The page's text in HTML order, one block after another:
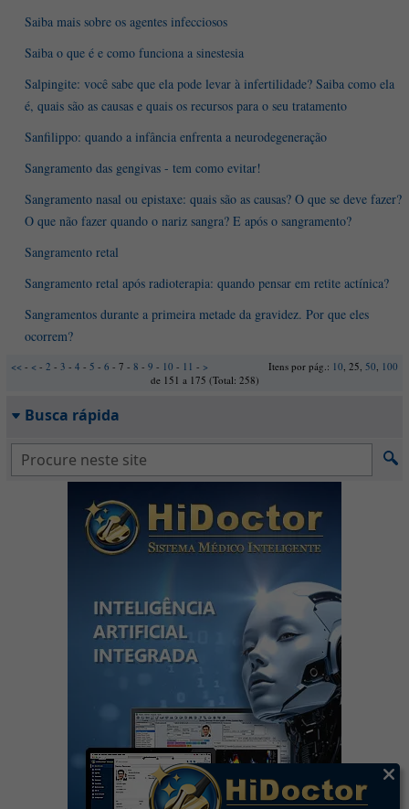
Saiba mais sobre os agentes infecciosos
Saiba o que é e como funciona a sinestesia
Salpingite: você sabe que ela pode levar à infertilidade? Saiba como ela
é, quais são as causas e quais os recursos para o seu tratamento
Sanfilippo: quando a infância enfrenta a neurodegeneração
Sangramento das gengivas - tem como evitar!
Sangramento nasal ou epistaxe: quais são as causas? O que se deve fazer?
O que não fazer quando o nariz sangra? E após o sangramento?
Sangramento retal
Sangramento retal após radioterapia: quando pensar em retite actínica?
Sangramentos durante a primeira metade da gravidez. Por que eles
ocorrem?
Itens por pág.: 10, 25, 50, 100
<< - < - 2 - 3 - 4 - 5 - 6 - 7 - 8 - 9 - 10 - 11 - >
de 151 a 175 (Total: 258)
Busca rápida